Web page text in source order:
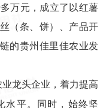
万元，成立了以红薯
（条、饼）、产品开
的贵州佳里佳农业发
龙头企业，着力提高
水平。同时，始终坚